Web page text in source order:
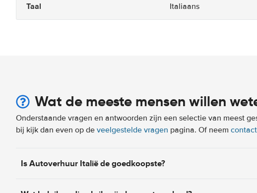
Taal Italiaans
Wat de meeste mensen willen
Onderstaande vragen en antwoorden zijn een selectie van meest
bij kijk dan even op de veelgestelde vragen pagina. Of neem contact
Is Autoverhuur Italië de goedkoopste?